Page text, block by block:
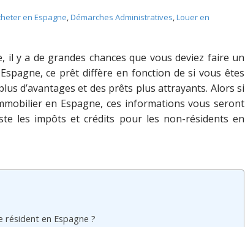
en Espagne,Démarches Administratives,Louer en
il y a de grandes chances que vous deviez faire un
ce prêt diffère en fonction de si vous êtes
d’avantages et des prêts plus attrayants. Alors si
en Espagne, ces informations vous seront
les impôts et crédits pour les non-résidents en
en Espagne ?